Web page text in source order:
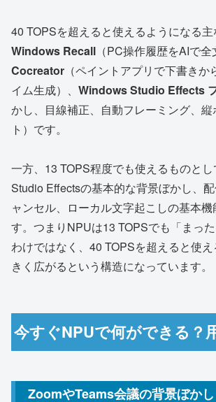
40 TOPSを超えると使えるようになる主
Windows Recall （PC操作履歴をAIで全
Cocreator （ペイントアプリで下書きか
イム生成）、 Windows Studio Effects
かし、目線補正、自動フレーミング、縦
ト）です。
一方、13 TOPS程度でも使えるものと
Studio Effectsの基本的な背景ぼかし、
ャンセル、ローカル文字起こしの基本機
す。つまりNPUは13 TOPSでも「まった
わけではなく、40 TOPSを超えると使
きく広がるという構造になっています。
今すぐNPUで何ができる？
ZoomやTeams会議の背景ぼか